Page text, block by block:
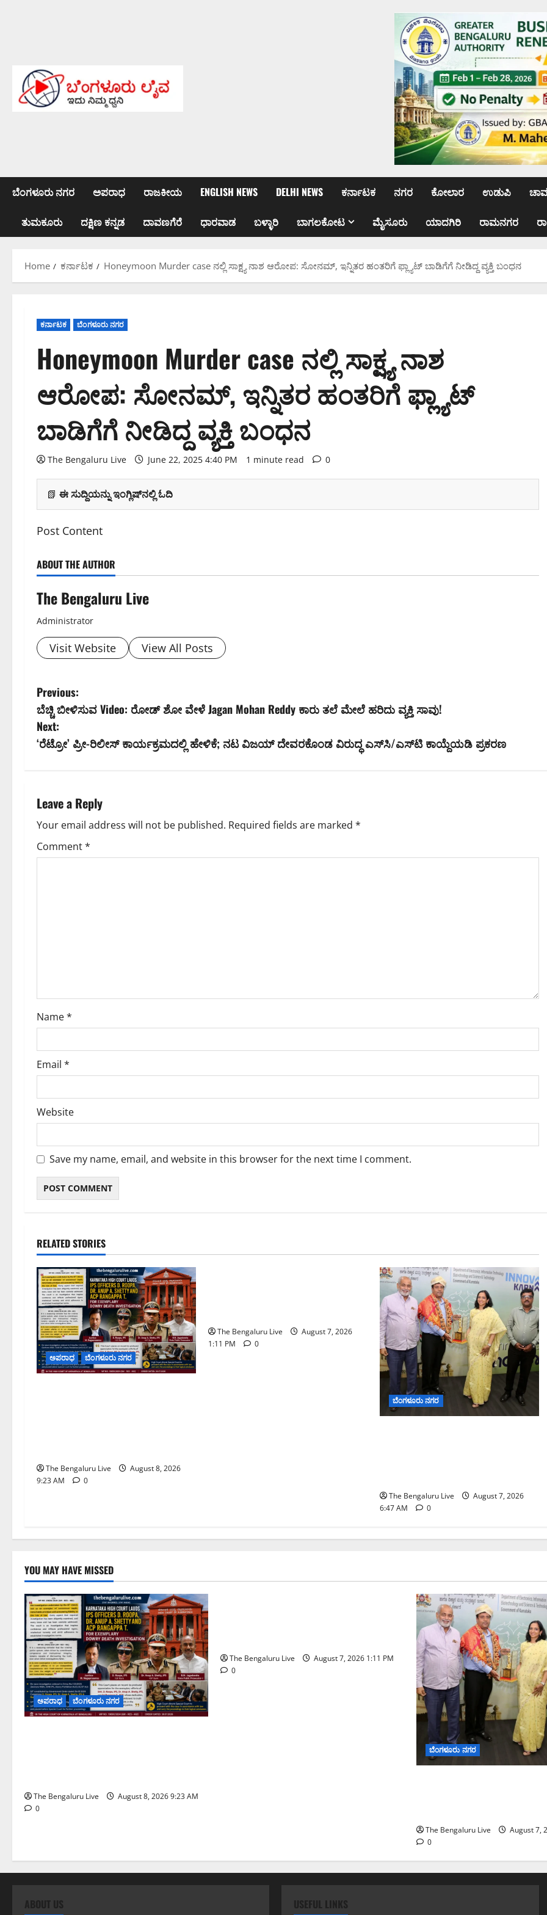
ಬೆಂಗಳೂರು ನಗರ ಅಪರಾಧ ರಾಜಕೀಯ ENGLISH NEWS DELHI NEWS ಕರ್ನಾಟಕ ನಗರ ಕೋಲಾರ ಉಡುಪಿ
ತುಮಕೂರು ದಕ್ಷಿಣ ಕನ್ನಡ ದಾವಣಗೆರೆ ಧಾರವಾಡ ಬಳ್ಳಾರಿ ಬಾಗಲಕೋಟ ಮೈಸೂರು ಯಾದಗಿರಿ ರಾಮನಗರ
Home ಕರ್ನಾಟಕ Honeymoon Murder case ನಲ್ಲಿ ಸಾಕ್ಷ್ಯ ನಾಶ ಆರೋಪ: ಸೋನಮ್, ಇನ್ನಿತರ ಹಂತರಿಗೆ ಫ್ಲ್ಯಾಟ್ ಬಾಡಿಗೆಗೆ ನೀಡಿದ್ದ ವ್ಯಕ್ತಿ ಬಂಧನ
ಕರ್ನಾಟಕ ಬೆಂಗಳೂರು ನಗರ
Honeymoon Murder case ನಲ್ಲಿ ಸಾಕ್ಷ್ಯ ನಾಶ
ಆರೋಪ: ಸೋನಮ್, ಇನ್ನಿತರ ಹಂತರಿಗೆ ಫ್ಲ್ಯಾಟ್
ಬಾಡಿಗೆಗೆ ನೀಡಿದ್ದ ವ್ಯಕ್ತಿ ಬಂಧನ
The Bengaluru Live June 22, 2025 4:40 PM 1 minute read 0
📗 ಈ ಸುದ್ದಿಯನ್ನು ಇಂಗ್ಲಿಷ್‌ನಲ್ಲಿ ಓದಿ
Post Content
ABOUT THE AUTHOR
The Bengaluru Live
Administrator
Visit Website View All Posts
P
o
s
n
a
v
o
n
Previous:
ಬೆಚ್ಚಿ ಬೀಳಿಸುವ Video: ರೋಡ್ ಶೋ ವೇಳೆ Jagan Mohan Reddy ಕಾರು ತಲೆ ಮೇಲೆ ಹರಿದು ವ್ಯಕ್ತಿ ಸಾವು!
Next:
‘ರೆಟ್ರೋ’ ಪ್ರೀ-ರಿಲೀಸ್ ಕಾರ್ಯಕ್ರಮದಲ್ಲಿ ಹೇಳಿಕೆ; ನಟ ವಿಜಯ್ ದೇವರಕೊಂಡ ವಿರುದ್ಧ ಎಸ್‌ಸಿ/ಎಸ್‌ಟಿ ಕಾಯ್ದೆಯಡಿ ಪ್ರಕರಣ
Leave a Reply
Your email address will not be published. Required fields are marked *
Comment*
Name*
Email *
Website
Save my name, email, and website in this browser for the next time I comment.
RELATED STORIES
ಅಪರಾಧ ಬೆಂಗಳೂರು ನಗರ
The Bengaluru Live
August 8, 2026
9:23 AM
0
ಬೆಳಗಾವಿ ಬೆಂಗಳೂರು ನಗರ ಮಂಗಳೂರು
The Bengaluru Live
August 7, 2026
1:11 PM
0
ಬೆಂಗಳೂರು ನಗರ
The Bengaluru Live
August 7, 2026
6:47 AM
0
YOU MAY HAVE MISSED
ಅಪರಾಧ ಬೆಂಗಳೂರು ನಗರ
The Bengaluru Live
August 8, 2026 9:23 AM
0
The Bengaluru Live
August 7, 2026 1:11 PM
0
ಬೆಂಗಳೂರು ನಗರ
The Bengaluru Live
August 7,
0
ABOUT US USEFUL LINKS